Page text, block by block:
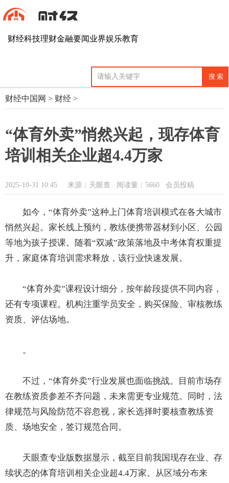
财经科技理财金融要闻业界娱乐教育
财经中国网 > 财经 >
“体育外卖”悄然兴起，现存体育
培训相关企业超4.4万家
2025-10-31 10:45 来源：天眼查 阅读量：5660 会员投稿
如今，“体育外卖”这种上门体育培训模式在各大城市
悄然兴起。家长线上预约，教练便携带器材到小区、公园
等地为孩子授课。随着“双减”政策落地及中考体育权重提
升，家庭体育培训需求释放，该行业快速发展。
“体育外卖”课程设计细分，按年龄段提供不同内容，
还有专项课程。机构注重学员安全，购买保险、审核教练
资质、评估场地。
。
不过，“体育外卖”行业发展也面临挑战。目前市场存
在教练资质参差不齐问题，未来需更专业规范。同时，法
律规范与风险防范不容忽视，家长选择时要核查教练资
质、场地安全，签订规范合同。
天眼查专业版数据显示，截至目前我国现存在业、存
续状态的体育培训相关企业超4.4万家。从区域分布来